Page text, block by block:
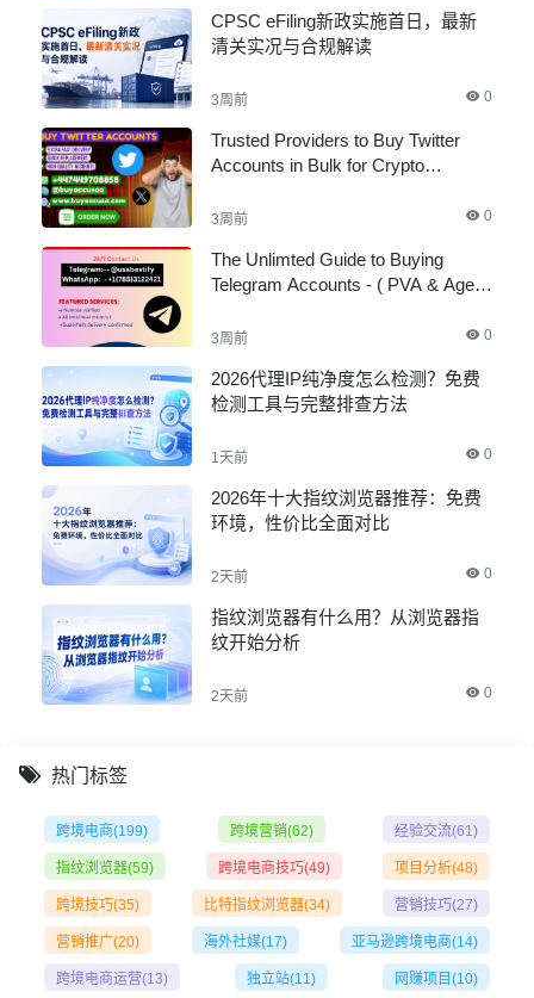
CPSC eFiling新政实施首日，最新
清关实况与合规解读
3周前 0
Trusted Providers to Buy Twitter
Accounts in Bulk for Crypto
3周前 0
The Unlimted Guide to Buying
Telegram Accounts - ( PVA & Aged
3周前 0
2026代理IP纯净度怎么检测？免费
检测工具与完整排查方法
1天前 0
2026年十大指纹浏览器推荐：免费
环境，性价比全面对比
2天前 0
指纹浏览器有什么用？从浏览器指
纹开始分析
2天前 0
热门标签
跨境电商(199) 跨境营销(62) 经验交流(61)
指纹浏览器(59) 跨境电商技巧(49) 项目分析(48)
跨境技巧(35) 比特指纹浏览器(34) 营销技巧(27)
营销推广(20) 海外社媒(17) 亚马逊跨境电商(14)
跨境电商运营(13) 独立站(11) 网赚项目 (10)